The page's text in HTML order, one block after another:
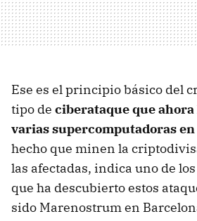
Ese es el principio básico del
tipo de ciberataque que ahora
varias supercomputadoras
hecho que minen la
las afectadas, indica uno de
que ha descubierto estos
sido Marenostrum en